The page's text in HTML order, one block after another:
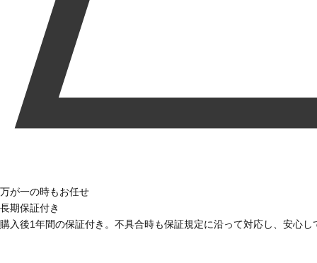
万が一の時もお任せ
長期保証付き
購入後1年間の保証付き。不具合時も保証規定に沿って対応し、安心